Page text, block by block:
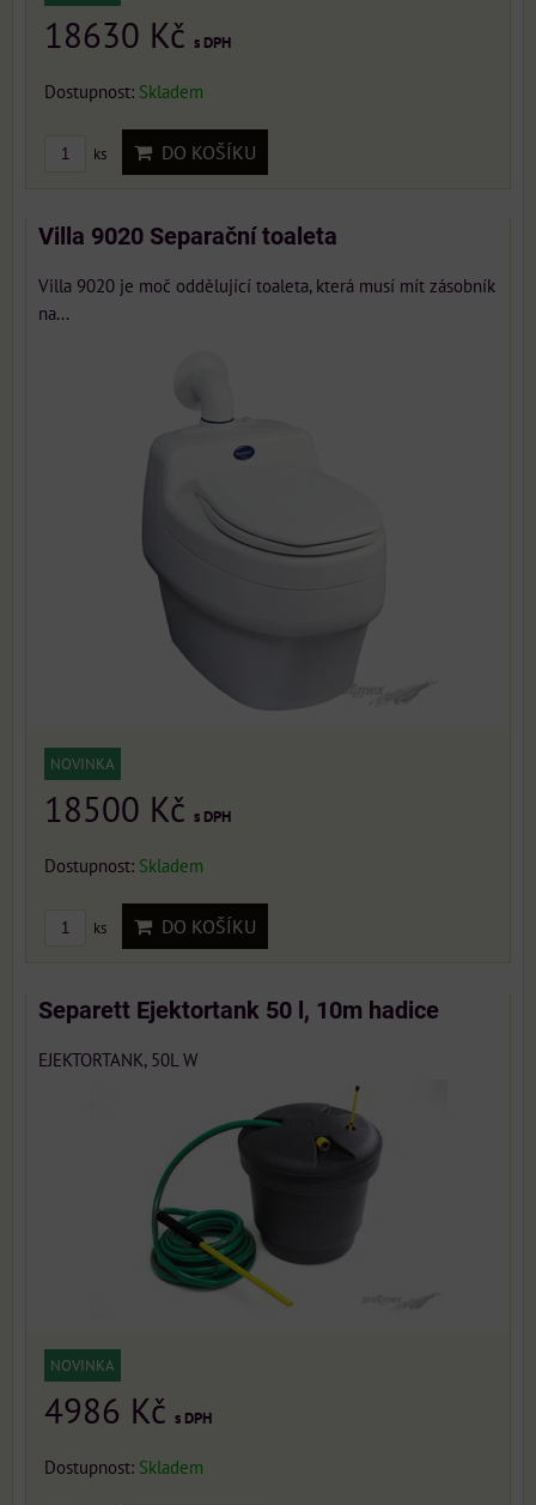
18630 Kč s DPH
Dostupnost: Skladem
ks DO KOŠÍKU
Villa 9020 Separační toaleta
Villa 9020 je moč oddělující toaleta, která musí mít zásobník
na...
NOVINKA
18500 Kč s DPH
Dostupnost: Skladem
ks DO KOŠÍKU
Separett Ejektortank 50 l, 10m hadice
EJEKTORTANK, 50L W
NOVINKA
4986 Kč s DPH
Dostupnost: Skladem